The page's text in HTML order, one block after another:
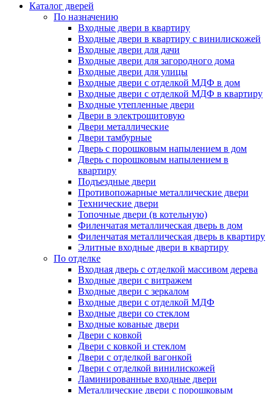
Каталог дверей
По назначению
Входные двери в квартиру
Входные двери в квартиру с винилискожей
Входные двери для дачи
Входные двери для загородного дома
Входные двери для улицы
Входные двери с отделкой МДФ в дом
Входные двери с отделкой МДФ в квартиру
Входные утепленные двери
Двери в электрощитовую
Двери металлические
Двери тамбурные
Дверь с порошковым напылением в дом
Дверь с порошковым напылением в
квартиру
Подъездные двери
Противопожарные металлические двери
Технические двери
Топочные двери (в котельную)
Филенчатая металлическая дверь в дом
Филенчатая металлическая дверь в квартиру
Элитные входные двери в квартиру
По отделке
Входная дверь с отделкой массивом дерева
Входные двери с витражем
Входные двери с зеркалом
Входные двери с отделкой МДФ
Входные двери со стеклом
Входные кованые двери
Двери с ковкой
Двери с ковкой и стеклом
Двери с отделкой вагонкой
Двери с отделкой винилискожей
Ламинированные входные двери
Металлические двери с порошковым